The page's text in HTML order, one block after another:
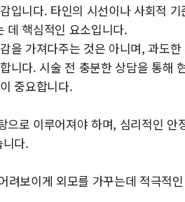
입니다. 타인의 시선이나 사회적
데 핵심적인 요소입니다.
을 가져다주는 것은 아니며, 과도
니다. 시술 전 충분한 상담을 통해
중요합니다.
로 이루어져야 하며, 심리적인 안
다.
보이게 외모를 가꾸는데 적극적